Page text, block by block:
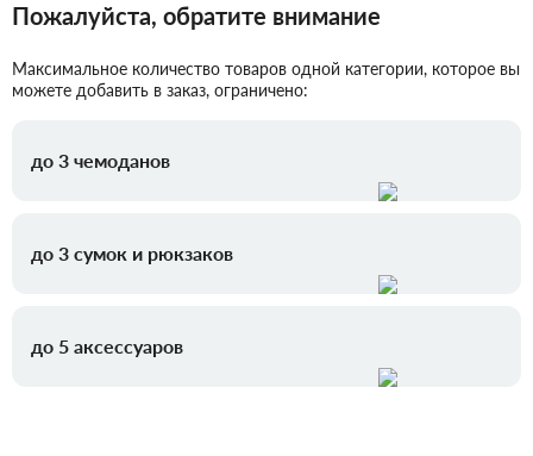
Пожалуйста, обратите внимание
Максимальное количество товаров одной категории, которое вы
можете добавить в заказ, ограничено:
до 3 чемоданов
до 3 сумок и рюкзаков
до 5 аксессуаров